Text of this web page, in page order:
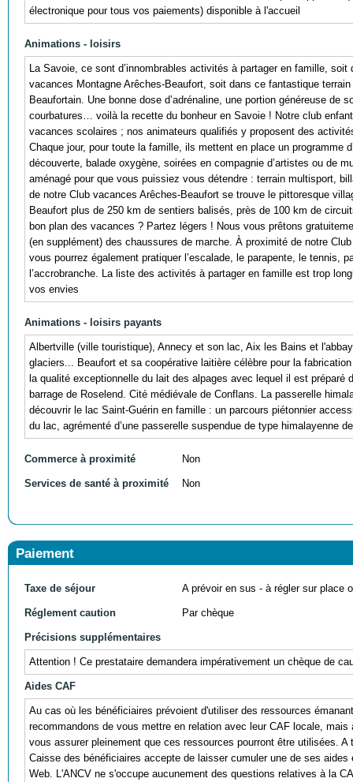
électronique pour tous vos paiements) disponible à l'accueil
Animations - loisirs
La Savoie, ce sont d’innombrables activités à partager en famille, soit
vacances Montagne Arêches-Beaufort, soit dans ce fantastique
Beaufortain. Une bonne dose d’adrénaline, une portion généreuse de
courbatures… voilà la recette du bonheur en Savoie ! Notre club
vacances scolaires ; nos animateurs qualifiés y proposent des
Chaque jour, pour toute la famille, ils mettent en place un programme
découverte, balade oxygène, soirées en compagnie d’artistes ou de
aménagé pour que vous puissiez vous détendre : terrain multisport,
de notre Club vacances Arêches-Beaufort se trouve le pittoresque
Beaufort plus de 250 km de sentiers balisés, près de 100 km de
bon plan des vacances ? Partez légers ! Nous vous prêtons
(en supplément) des chaussures de marche. À proximité de notre
vous pourrez également pratiquer l’escalade, le parapente, le tennis,
l’accrobranche. La liste des activités à partager en famille est trop
vos envies
Animations - loisirs payants
Albertville (ville touristique), Annecy et son lac, Aix les Bains et
glaciers... Beaufort et sa coopérative laitière célèbre pour la
la qualité exceptionnelle du lait des alpages avec lequel il est préparé
barrage de Roselend. Cité médiévale de Conflans. La passerelle
découvrir le lac Saint-Guérin en famille : un parcours piétonnier
du lac, agrémenté d’une passerelle suspendue de type himalayenne
Commerce à proximité Non
Services de santé à proximité Non
Paiement
Taxe de séjour A prévoir en sus - à régler sur place
Réglement caution Par chèque
Précisions supplémentaires
Attention ! Ce prestataire demandera impérativement un chèque de
Aides CAF
Au cas où les bénéficiaires prévoient d'utiliser des ressources
recommandons de vous mettre en relation avec leur CAF locale,
vous assurer pleinement que ces ressources pourront être utilisées.
Caisse des bénéficiaires accepte de laisser cumuler une de ses
Web. L'ANCV ne s'occupe aucunement des questions relatives à la